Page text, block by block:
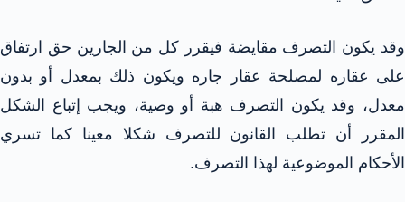
وقد يكون التصرف مقايضة فيقرر كل من الجارين حق ارتفاق
على عقاره لمصلحة عقار جاره ويكون ذلك بمعدل أو بدون
معدل، وقد يكون التصرف هبة أو وصية، ويجب إتباع الشكل
المقرر أن تطلب القانون للتصرف شكلا معينا كما تسري
الأحكام الموضوعية لهذا التصرف.